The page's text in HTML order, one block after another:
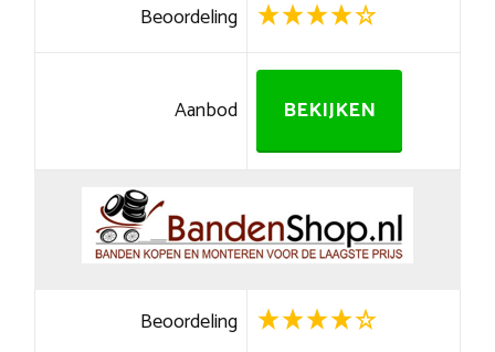
Beoordeling
Aanbod BEKIJKEN
Beoordeling